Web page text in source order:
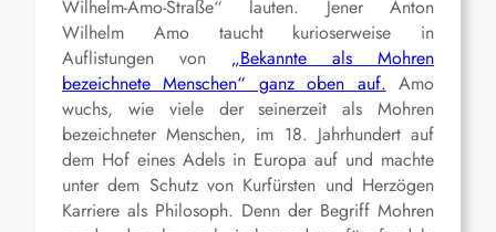
Wilhelm-Amo-Straße“ lauten. Jener Anton
Wilhelm Amo taucht kurioserweise in
Auflistungen von „Bekannte als Mohren
bezeichnete Menschen“ ganz oben auf. Amo
wuchs, wie viele der seinerzeit als Mohren
bezeichneter Menschen, im 18. Jahrhundert auf
dem Hof eines Adels in Europa auf und machte
unter dem Schutz von Kurfürsten und Herzögen
Karriere als Philosoph. Denn der Begriff Mohren